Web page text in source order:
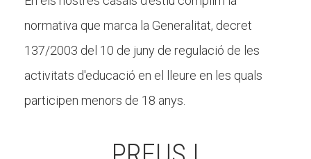
normativa que marca la Generalitat, decret
137/2003 del 10 de juny de regulació de les
activitats d'educació en el lleure en les quals
participen menors de 18 anys.